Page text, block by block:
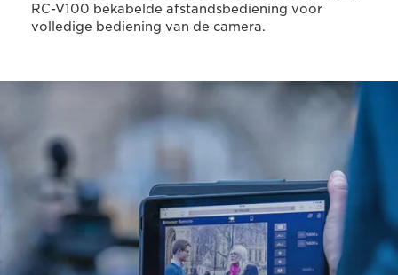
RC-V100 bekabelde afstandsbediening voor
volledige bediening van de camera.